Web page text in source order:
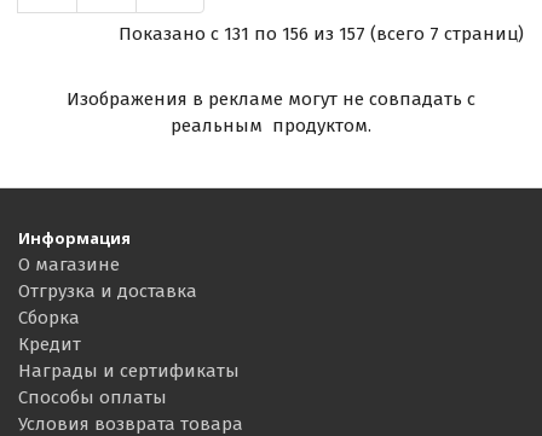
Показано с 131 по 156 из 157 (всего 7 страниц)
Изображения в рекламе могут не совпадать с
реальным продуктом.
Информация
О магазине
Отгрузка и доставка
Сборка
Кредит
Награды и сертификаты
Способы оплаты
Условия возврата товара